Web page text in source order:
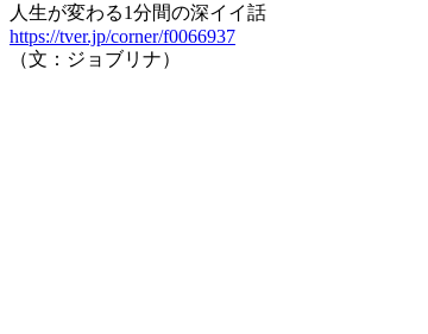
人生が変わる1分間の深イイ話
https://tver.jp/corner/f0066937
（文：ジョブリナ）